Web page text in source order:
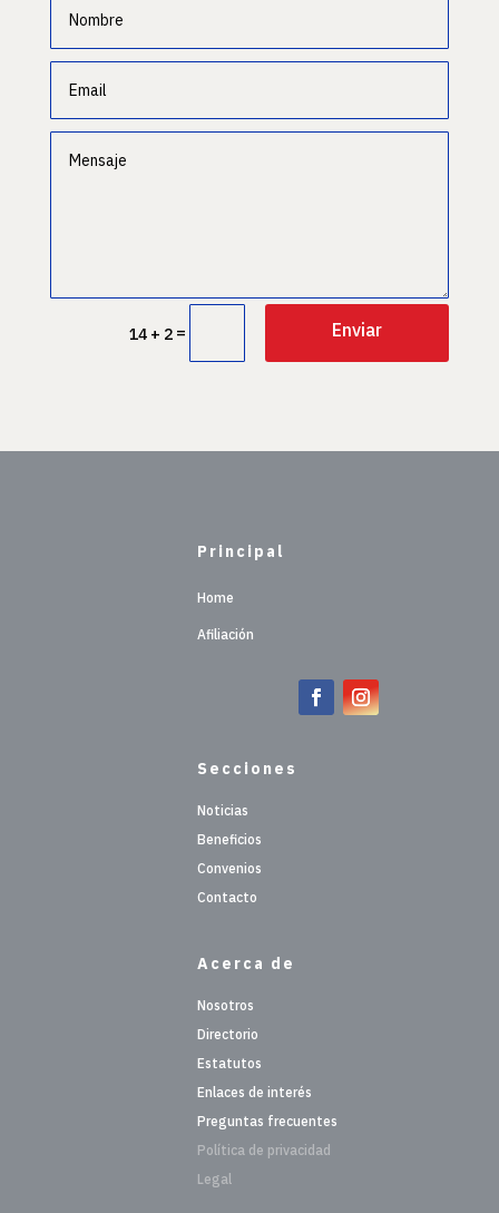
14 + 2 = Enviar
Principal
Home
Afiliación
Secciones
Noticias
Beneficios
Convenios
Contacto
Acerca de
Nosotros
Directorio
Estatutos
Enlaces de interés
Preguntas frecuentes
Política de privacidad
Legal